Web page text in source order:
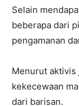
Selain
beberapa dari
pengamanan
Menurut aktivis
kekecewaan
dari barisan.